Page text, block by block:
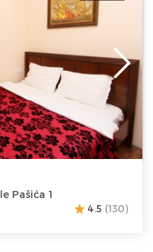
:15
:
Pašića 1
4.5 (130)